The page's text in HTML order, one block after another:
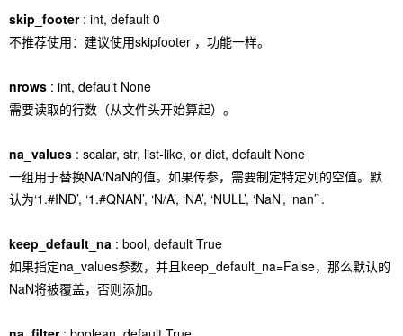
skip_footer: int, default 0
不推荐使用：建议使用skipfooter ，功能一样。
nrows : int, default None
需要读取的行数（从文件头开始算起）。
na_values : scalar, str, list-like, or dict, default None
一组用于替换NA/NaN的值。如果传参，需要制定特定列的空值。默
认为‘1.#IND’, ‘1.#QNAN’, ‘N/A’, ‘NA’, ‘NULL’, ‘NaN’, ‘nan’`.
keep_default_na : bool, default True
如果指定na_values参数，并且keep_default_na=False，那么默认的
NaN将被覆盖，否则添加。